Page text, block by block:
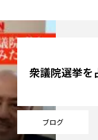
ブログ
衆議院選挙を